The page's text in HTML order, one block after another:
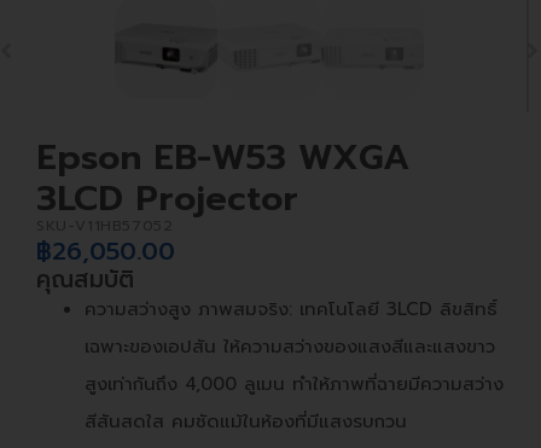
Epson EB-W53 WXGA
3LCD Projector
฿26,050.00
คุณสมบัติ
ความสว่างสูง ภาพสมจริง: เทคโนโลยี 3LCD ลิขสิทธิ์
เฉพาะของเอปสัน ให้ความสว่างของแสงสีและแสงขาว
สูงเท่ากันถึง 4,000 ลูเมน ทำให้ภาพที่ฉายมีความสว่าง
สีสันสดใส คมชัดแม้ในห้องที่มีแสงรบกวน